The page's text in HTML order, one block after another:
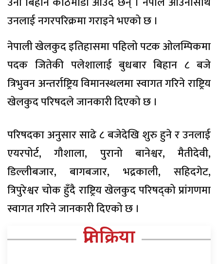
उनलाई नगरपरिक्रमा गराइने भएको छ ।
नेपाली खेलकुद इतिहासमा पहिलो पटक ओलम्पिकमा
पदक जितेकी पलेशालाई बुधबार बिहान ८ बजे
त्रिभुवन अन्तर्राष्ट्रिय विमानस्थलमा स्वागत गरिने राष्ट्रिय
खेलकुद परिषदले जानकारी दिएको छ ।
परिषदका अनुसार साढे ८ बजेदेखि शुरु हुने र उनलाई
एयरपोर्ट, गौशाला, पुरानो बानेश्वर, मैतीदेवी,
डिल्लीबजार, बागबजार, भद्रकाली, सहिदगेट,
त्रिपुरेश्वर चोक हुँदै राष्ट्रिय खेलकुद परिषद्को प्रांगणमा
स्वागत गरिने जानकारी दिएको छ ।
प्रतिक्रिया